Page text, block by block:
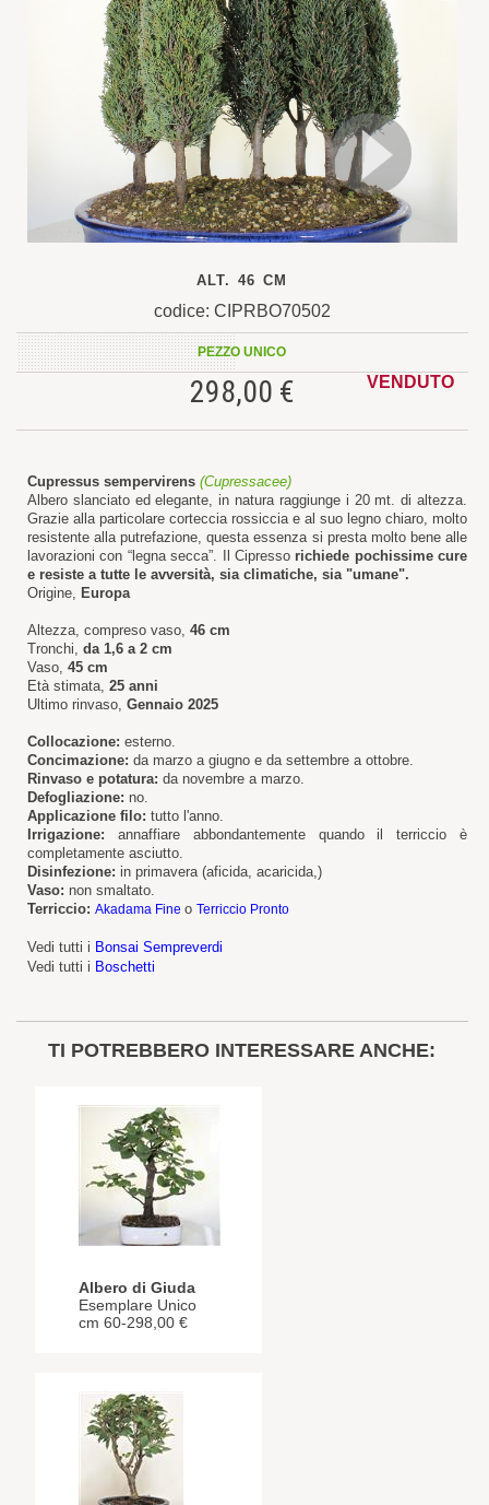
ALT. 46 CM
codice: CIPRBO70502
PEZZO UNICO
298,00 € VENDUTO
Cupressus sempervirens (Cupressacee)
Albero slanciato ed elegante, in natura raggiunge i 20 mt. di altezza.
Grazie alla particolare corteccia rossiccia e al suo legno chiaro, molto
resistente alla putrefazione, questa essenza si presta molto bene alle
lavorazioni con “legna secca”. Il Cipresso richiede pochissime cure
e resiste a tutte le avversità, sia climatiche, sia "umane".
Origine, Europa
Altezza, compreso vaso, 46 cm
Tronchi, da 1,6 a 2 cm
Vaso, 45 cm
Età stimata, 25 anni
Ultimo rinvaso, Gennaio 2025
Collocazione: esterno.
Concimazione: da marzo a giugno e da settembre a ottobre.
Rinvaso e potatura: da novembre a marzo.
Defogliazione: no.
Applicazione filo: tutto l'anno.
Irrigazione: annaffiare abbondantemente quando il terriccio è
completamente asciutto.
Disinfezione: in primavera (aficida, acaricida,)
Vaso: non smaltato.
Terriccio: Akadama Fine o Terriccio Pronto
Vedi tutti i Bonsai Sempreverdi
Vedi tutti i Boschetti
TI POTREBBERO INTERESSARE ANCHE:
Albero di Giuda
Esemplare Unico
cm 60-298,00 €